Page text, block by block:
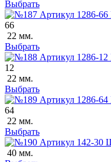
Выбрать
66
22 мм.
Выбрать
12
22 мм.
Выбрать
64
22 мм.
Выбрать
40 мм.